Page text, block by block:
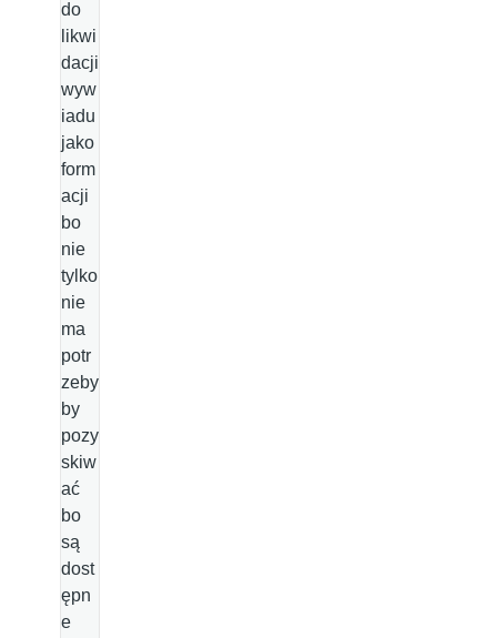
do
likwi
dacji
wyw
iadu
jako
form
acji
bo
nie
tylko
nie
ma
potr
zeby
by
pozy
skiw
ać
bo
są
dost
ępn
e